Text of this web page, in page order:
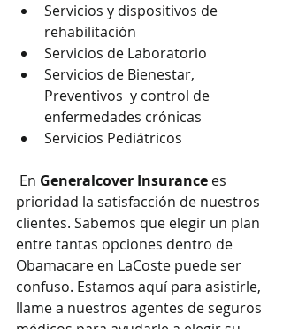
Servicios y dispositivos de
rehabilitación
Servicios de Laboratorio
Servicios de Bienestar,
Preventivos  y control de
enfermedades crónicas
Servicios Pediátricos
En Generalcover Insurance es
prioridad la satisfacción de nuestros
clientes. Sabemos que elegir un plan
entre tantas opciones dentro de
Obamacare en LaCoste puede ser
confuso. Estamos aquí para asistirle,
llame a nuestros agentes de seguros